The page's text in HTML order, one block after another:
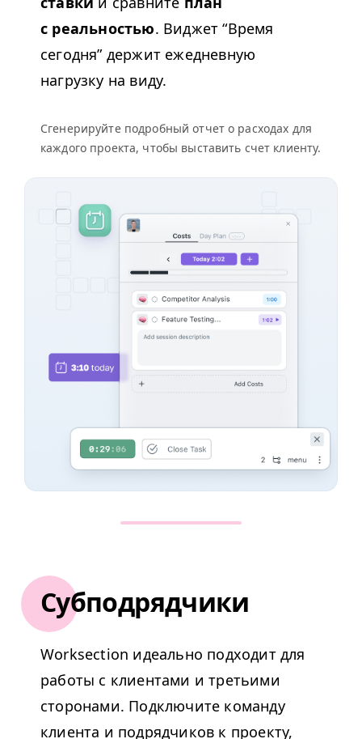
с реальностью. Виджет“Время
сегодня” держит ежедневную
нагрузку на виду.
Сгенерируйте подробный отчет о расходах для
каждого проекта, чтобы выставить счет клиенту.
Субподрядчики
Work­sec­tion идеально подходит для
работы с клиентами и третьими
сторонами. Подключите команду
клиента и подрядчиков к проекту,